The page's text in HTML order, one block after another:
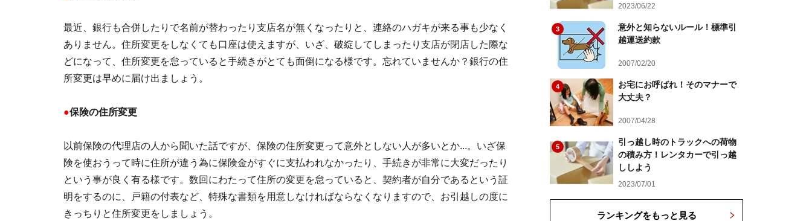
最近、銀行も合併したりで名前が替わったり支店名が無くなったりと、連絡のハガキが来る事も少なく
ありません。住所変更をしなくても口座は使えますが、いざ、破綻してしまったり支店が閉店した際な
どになって、住所変更を怠っていると手続きがとても面倒になる様です。忘れていませんか？銀行の住
所変更は早めに届け出ましょう。
●保険の住所変更
以前保険の代理店の人から聞いた話ですが、保険の住所変更って意外としない人が多いとか...。いざ保
険を使おうって時に住所が違う為に保険金がすぐに支払われなかったり、手続きが非常に大変だったり
という事が良く有る様です。数回にわたって住所の変更を怠っていると、契約者が自分であるという証
明をするのに、戸籍の付表など、特殊な書類を用意しなければならなくなりますので、お引越しの度に
きっちりと住所変更をしましょう。
2023/06/22
3
意外と知らないルール！標準引
越運送約款
2007/02/20
4
お宅にお呼ばれ！そのマナーで
大丈夫？
2007/04/28
5
引っ越し時のトラックへの荷物
の積み方！レンタカーで引っ越
ししよう
2023/07/01
ランキングをもっと見る